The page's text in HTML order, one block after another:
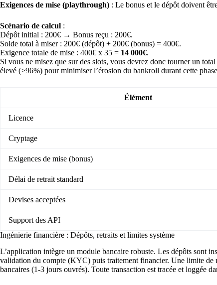
Exigences de mise (playthrough) : Le bonus et le dépôt doivent
Scénario de calcul :
Dépôt initial : 200€ → Bonus reçu : 200€.
Solde total à miser : 200€ (dépôt) + 200€ (bonus) = 400€.
Exigence totale de mise : 400€ x 35 = 14 000€.
Si vous ne misez que sur des slots, vous devrez donc tourner un
élevé (>96%) pour minimiser l’érosion du bankroll durant cette
Élément
Licence
Cryptage
Exigences de mise (bonus)
Délai de retrait standard
Devises acceptées
Support des API
Ingénierie financière : Dépôts, retraits et limites système
L’application intègre un module bancaire robuste. Les dépôts sont
validation du compte (KYC) puis traitement financier. Une limite de
bancaires (1-3 jours ouvrés). Toute transaction est tracée et loggée